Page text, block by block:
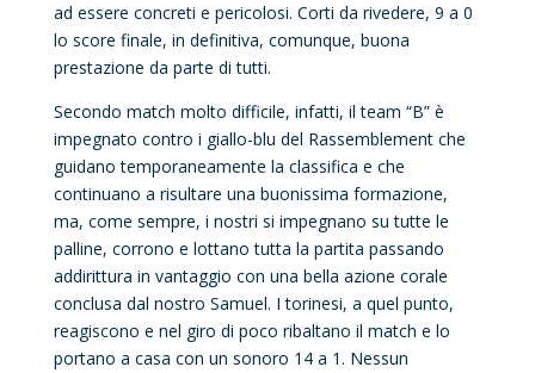
ad essere concreti e pericolosi. Corti da rivedere, 9 a 0
lo score finale, in definitiva, comunque, buona
prestazione da parte di tutti.
Secondo match molto difficile, infatti, il team “B” è
impegnato contro i giallo-blu del Rassemblement che
guidano temporaneamente la classifica e che
continuano a risultare una buonissima formazione,
ma, come sempre, i nostri si impegnano su tutte le
palline, corrono e lottano tutta la partita passando
addirittura in vantaggio con una bella azione corale
conclusa dal nostro Samuel. I torinesi, a quel punto,
reagiscono e nel giro di poco ribaltano il match e lo
portano a casa con un sonoro 14 a 1. Nessun